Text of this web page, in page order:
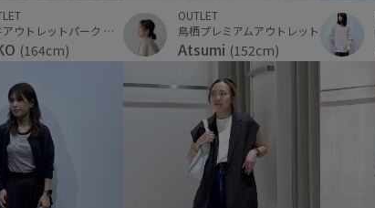
三井アウトレットパーク 横浜ベイサイド
(164cm)
OUTLET
鳥栖プレミアムアウトレット
Atsumi (152cm)